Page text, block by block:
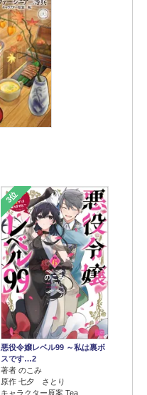
3位
悪役令嬢レベル99 ～私は裏ボ
スです…2
著者 のこみ
原作 七夕 さとり
キャラクター原案 Tea